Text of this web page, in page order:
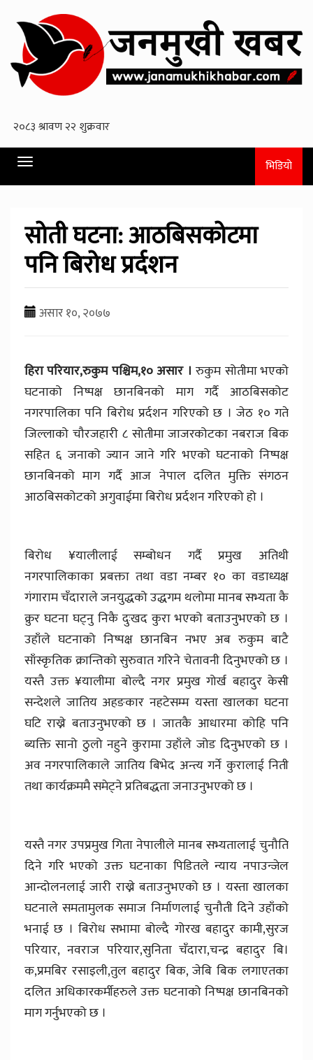
Toggle
navigation
भिडियो
सोती घटना: आठबिसकोटमा
पनि बिरोध प्रर्दशन
असार १०, २०७७
हिरा परियार,रुकुम पश्चिम,१० असार । रुकुम सोतीमा भएको
घटनाको निष्पक्ष छानबिनको माग गर्दै आठबिसकोट
नगरपालिका पनि बिरोध प्रर्दशन गरिएको छ । जेठ १० गते
जिल्लाको चौरजहारी ८ सोतीमा जाजरकोटका नबराज बिक
सहित ६ जनाको ज्यान जाने गरि भएको घटनाको निष्पक्ष
छानबिनको माग गर्दै आज नेपाल दलित मुक्ति संगठन
आठबिसकोटको अगुवाईमा बिरोध प्रर्दशन गरिएको हो ।
बिरोध ¥यालीलाई सम्बोधन गर्दै प्रमुख अतिथी
नगरपालिकाका प्रबक्ता तथा वडा नम्बर १० का वडाध्यक्ष
गंगाराम चँदाराले जनयुद्धको उद्धगम थलोमा मानब सभ्यता कै
क्रुर घटना घट्नु निकै दुःखद कुरा भएको बताउनुभएको छ ।
उहाँले घटनाको निष्पक्ष छानबिन नभए अब रुकुम बाटै
साँस्कृतिक क्रान्तिको सुरुवात गरिने चेतावनी दिनुभएको छ ।
यस्तै उक्त ¥यालीमा बोल्दै नगर प्रमुख गोर्ख बहादुर केसी
सन्देशले जातिय अहङकार नहटेसम्म यस्ता खालका घटना
घटि राख्ने बताउनुभएको छ । जातकै आधारमा कोहि पनि
ब्यक्ति सानो ठुलो नहुने कुरामा उहाँले जोड दिनुभएको छ ।
अव नगरपालिकाले जातिय बिभेद अन्त्य गर्ने कुरालाई निती
तथा कार्यक्रममै समेट्ने प्रतिबद्धता जनाउनुभएको छ ।
यस्तै नगर उपप्रमुख गिता नेपालीले मानब सभ्यतालाई चुनौति
दिने गरि भएको उक्त घटनाका पिडितले न्याय नपाउन्जेल
आन्दोलनलाई जारी राख्ने बताउनुभएको छ । यस्ता खालका
घटनाले समतामुलक समाज निर्माणलाई चुनौती दिने उहाँको
भनाई छ । बिरोध सभामा बोल्दै गोरख बहादुर कामी,सुरज
परियार, नवराज परियार,सुनिता चँदारा,चन्द्र बहादुर बि।
क,प्रमबिर रसाइली,तुल बहादुर बिक, जेबि बिक लगाएतका
दलित अधिकारकर्मीहरुले उक्त घटनाको निष्पक्ष छानबिनको
माग गर्नुभएको छ ।